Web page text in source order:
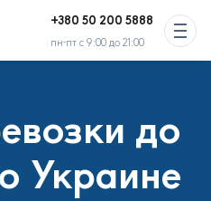
+380 50 200 5888
пн-пт с 9:00 до 21:00
сейчас нет до
Украине